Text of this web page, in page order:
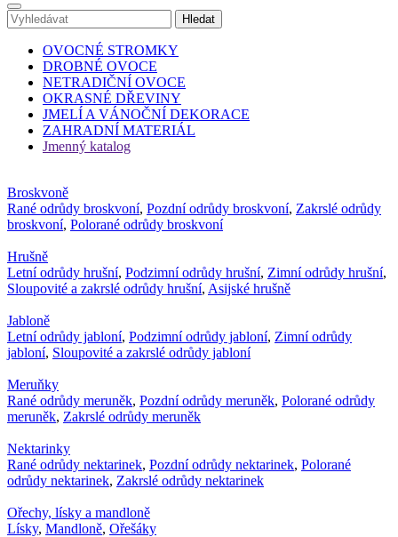
OVOCNÉ STROMKY
DROBNÉ OVOCE
NETRADIČNÍ OVOCE
OKRASNÉ DŘEVINY
JMELÍ A VÁNOČNÍ DEKORACE
ZAHRADNÍ MATERIÁL
Jmenný katalog
Broskvoně
Rané odrůdy broskvoní, Pozdní odrůdy broskvoní, Zakrslé odrůdy
broskvoní, Polorané odrůdy broskvoní
Hrušně
Letní odrůdy hrušní, Podzimní odrůdy hrušní, Zimní odrůdy hrušní,
Sloupovité a zakrslé odrůdy hrušní, Asijské hrušně
Jabloně
Letní odrůdy jabloní, Podzimní odrůdy jabloní, Zimní odrůdy
jabloní, Sloupovité a zakrslé odrůdy jabloní
Meruňky
Rané odrůdy meruněk, Pozdní odrůdy meruněk, Polorané odrůdy
meruněk, Zakrslé odrůdy meruněk
Nektarinky
Rané odrůdy nektarinek, Pozdní odrůdy nektarinek, Polorané
odrůdy nektarinek, Zakrslé odrůdy nektarinek
Ořechy, lísky a mandloně
Lísky, Mandloně, Ořešáky